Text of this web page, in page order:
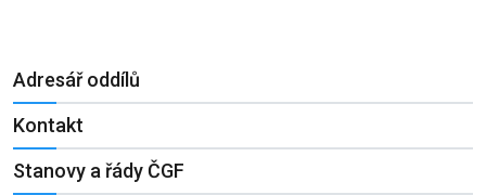
Adresář oddílů
Kontakt
Stanovy a řády ČGF